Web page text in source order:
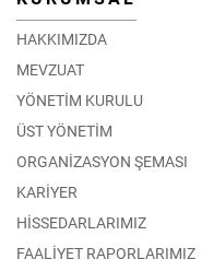
HAKKIMIZDA
MEVZUAT
YÖNETİM KURULU
ÜST YÖNETİM
ORGANİZASYON ŞEMASI
KARİYER
HİSSEDARLARIMIZ
FAALİYET RAPORLARIMIZ